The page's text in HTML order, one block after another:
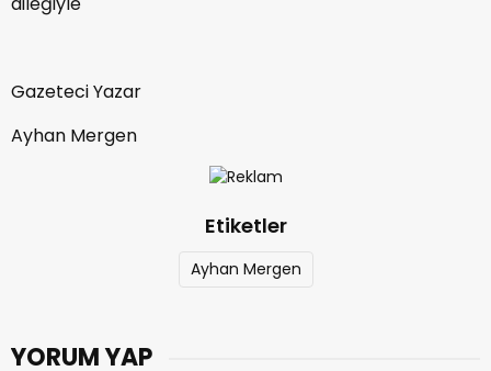
Gazeteci Yazar
Ayhan Mergen
Etiketler
Ayhan Mergen
YORUM YAP